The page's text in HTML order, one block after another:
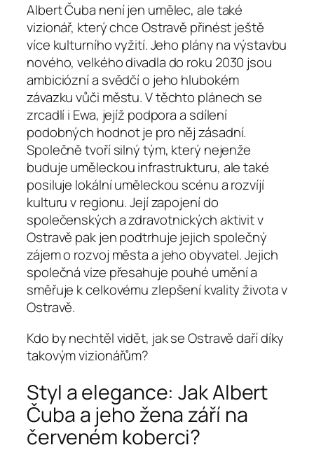
Albert Čuba není jen umělec, ale také
vizionář, který chce Ostravě přinést ještě
více kulturního vyžití. Jeho plány na výstavbu
nového, velkého divadla do roku 2030 jsou
ambiciózní a svědčí o jeho hlubokém
závazku vůči městu. V těchto plánech se
zrcadlí i Ewa, jejíž podpora a sdílení
podobných hodnot je pro něj zásadní.
Společně tvoří silný tým, který nejenže
buduje uměleckou infrastrukturu, ale také
posiluje lokální uměleckou scénu a rozvíjí
kulturu v regionu. Její zapojení do
společenských a zdravotnických aktivit v
Ostravě pak jen podtrhuje jejich společný
zájem o rozvoj města a jeho obyvatel. Jejich
společná vize přesahuje pouhé umění a
směřuje k celkovému zlepšení kvality života v
Ostravě.
Kdo by nechtěl vidět, jak se Ostravě daří díky
takovým vizionářům?
Styl a elegance: Jak Albert
Čuba a jeho žena září na
červeném koberci?